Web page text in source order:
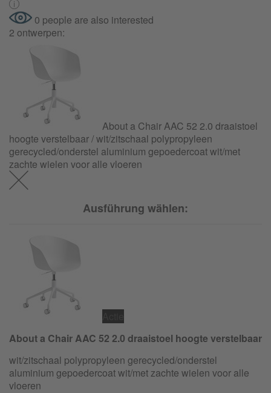
0 people are also interested
2 ontwerpen:
About a Chair AAC 52 2.0 draaistoel
hoogte verstelbaar / wit/zitschaal polypropyleen
gerecycled/onderstel aluminium gepoedercoat wit/met
zachte wielen voor alle vloeren
Ausführung wählen:
About a Chair AAC 52 2.0 draaistoel hoogte verstelbaar
wit/zitschaal polypropyleen gerecycled/onderstel
aluminium gepoedercoat wit/met zachte wielen voor alle
vloeren